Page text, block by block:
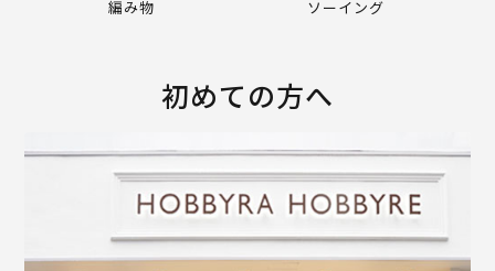
編み物 ソーイング
初めての方へ